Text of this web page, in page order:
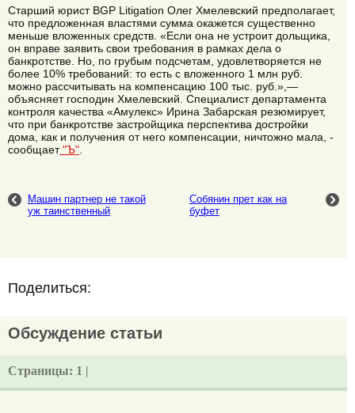
Старший юрист BGP Litigation Олег Хмелевский предполагает,
что предложенная властями сумма окажется существенно
меньше вложенных средств. «Если она не устроит дольщика,
он вправе заявить свои требования в рамках дела о
банкротстве. Но, по грубым подсчетам, удовлетворяется не
более 10% требований: то есть с вложенного 1 млн руб.
можно рассчитывать на компенсацию 100 тыс. руб.»,—
объясняет господин Хмелевский. Специалист департамента
контроля качества «Амулекс» Ирина Забарская резюмирует,
что при банкротстве застройщика перспектива достройки
дома, как и получения от него компенсации, ничтожно мала, -
сообщает"Ъ"
Машин партнер не такой
уж таинственный
Собянин прет как на
буфет
Поделиться:
Обсуждение статьи
Страницы: 1 |